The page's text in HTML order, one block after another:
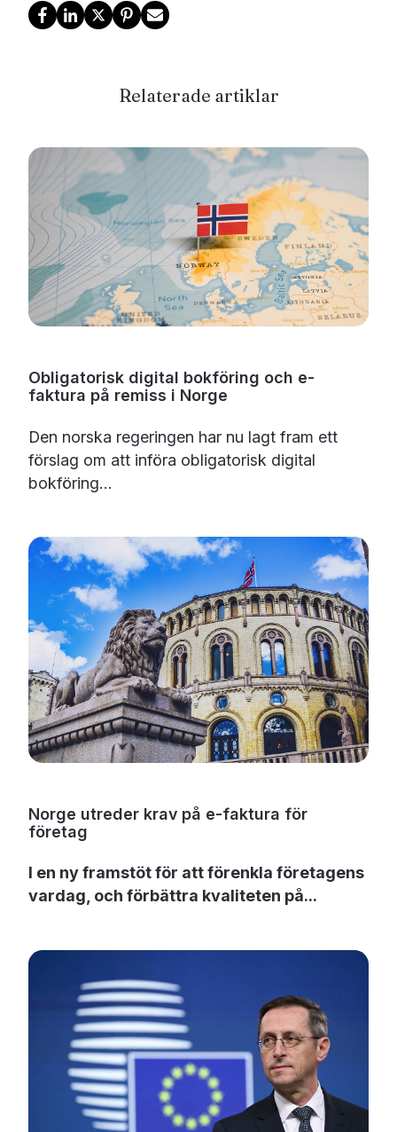
Relaterade artiklar
Obligatorisk digital bokföring och e-
faktura på remiss i Norge
Den norska regeringen har nu lagt fram ett
förslag om att införa obligatorisk digital
bokföring...
Norge utreder krav på e-faktura för
företag
I en ny framstöt för att förenkla företagens
vardag, och förbättra kvaliteten på...